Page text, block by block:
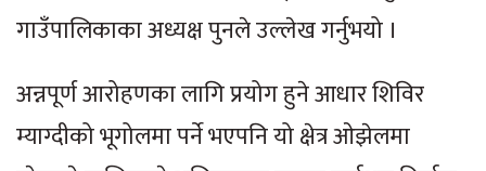
गाउँपालिकाका अध्यक्ष पुनले उल्लेख गर्नुभयो ।
अन्नपूर्ण आरोहणका लागि प्रयोग हुने आधार शिविर
म्याग्दीको भूगोलमा पर्ने भएपनि यो क्षेत्र ओझेलमा